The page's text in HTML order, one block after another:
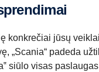
konkrečiai jūsų
„Scania“ padeda
siūlo visas